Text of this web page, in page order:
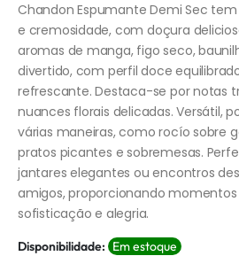
Chandon Espumante Demi Sec
e cremosidade, com doçura
aromas de manga, figo seco,
divertido, com perfil doce
refrescante. Destaca-se por notas
nuances florais delicadas. Versátil,
várias maneiras, como rocío sobre
pratos picantes e sobremesas.
jantares elegantes ou encontros
amigos, proporcionando
sofisticação e alegria.
Disponibilidade: Em estoque